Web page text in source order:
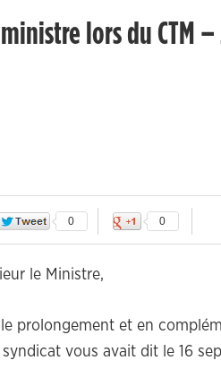
ministre lors du CTM
0 0
le Ministre,
le prolongement et en
vous avait dit le 16